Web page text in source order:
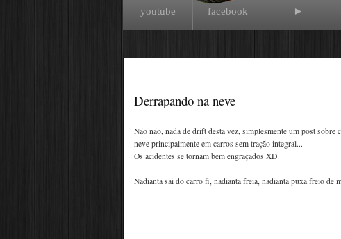
youtube facebook ►
Derrapando na neve
Não não, nada de drift desta vez, simplesmente um post
neve principalmente em carros sem tração integral...
Os acidentes se tornam bem engraçados XD
Nadianta sai do carro fi, nadianta freia, nadianta puxa freio de